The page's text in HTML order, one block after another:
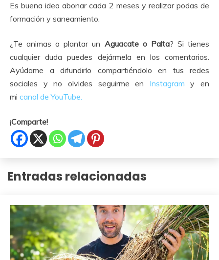
Es buena idea abonar cada 2 meses y realizar podas de
formación y saneamiento.
¿Te animas a plantar un Aguacate o Palta? Si tienes
cualquier duda puedes dejármela en los comentarios.
Ayúdame a difundirlo compartiéndolo en tus redes
sociales y no olvides seguirme en Instagram y en
mi canal de YouTube.
¡Comparte!
Entradas relacionadas